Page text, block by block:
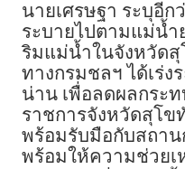
นายเศรษฐา ระบุอี
ระบายไปตามแม่น้
ริมแม่น้ำในจังหวัด
ทางกรมชลฯ ได้เร่ง
น่าน เพื่อลดผลกระ
ราชการจังหวัดสุโข
พร้อมรับมือกับสถา
พร้อมให้ความช่วย